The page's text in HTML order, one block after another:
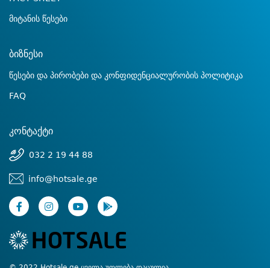
მიტანის წესები
ბიზნესი
წესები და პირობები და კონფიდენციალურობის პოლიტიკა
FAQ
კონტაქტი
032 2 19 44 88
info@hotsale.ge